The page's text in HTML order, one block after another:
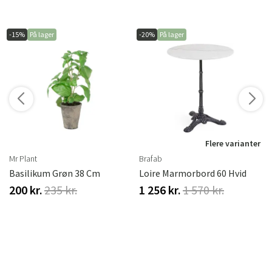
-15% På lager
Mr Plant
Basilikum Grøn 38 Cm
200 kr.235 kr.
-20% På lager
Flere varianter
Brafab
Loire Marmorbord 60 Hvid
1 256 kr.1 570 kr.